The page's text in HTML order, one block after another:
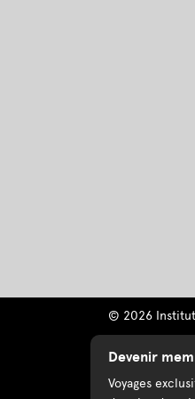
© 2026 Institut
Devenir
Voyages